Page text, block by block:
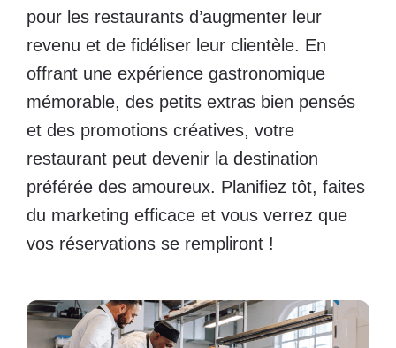
pour les restaurants d’augmenter leur
revenu et de fidéliser leur clientèle. En
offrant une expérience gastronomique
mémorable, des petits extras bien pensés
et des promotions créatives, votre
restaurant peut devenir la destination
préférée des amoureux. Planifiez tôt, faites
du marketing efficace et vous verrez que
vos réservations se rempliront !